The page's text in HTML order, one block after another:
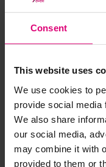
Consent
This website uses
We use cookies to
provide social media
We also share
our social media,
may combine it with
provided to them or
Gebreide
Was in de
voorkomt wrijving
Was zo koud
Droog het
Controleer na het
kledingstuk indien
Bruine suede
sneaker
€ 169,95